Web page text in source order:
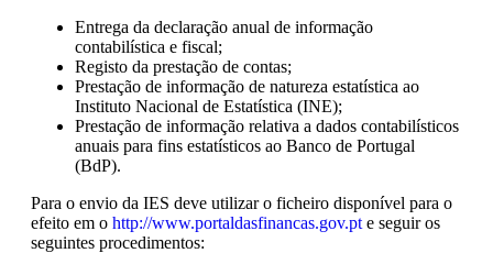
Entrega da declaração anual de informação
contabilística e fiscal;
Registo da prestação de contas;
Prestação de informação de natureza estatística ao
Instituto Nacional de Estatística (INE);
Prestação de informação relativa a dados contabilísticos
anuais para fins estatísticos ao Banco de Portugal
(BdP).
Para o envio da IES deve utilizar o ficheiro disponível para o
efeito em o http://www.portaldasfinancas.gov.pt e seguir os
seguintes procedimentos: